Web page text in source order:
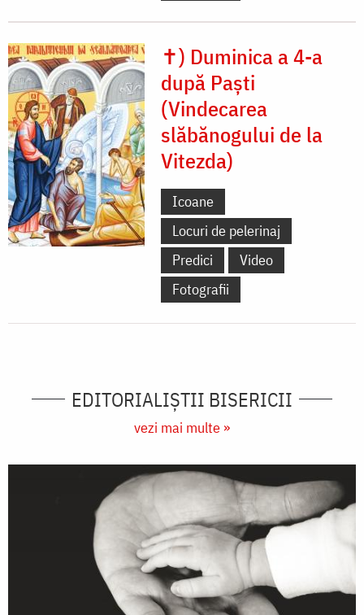
✝) Duminica a 4-a
după Paști
(Vindecarea
slăbănogului de la
Vitezda)
Icoane
Locuri de pelerinaj
Predici
Video
Fotografii
EDITORIALIȘTII BISERICII
vezi mai multe »